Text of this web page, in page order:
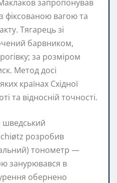
запропонував
фіксованою вагою та
Тягарець зі
барвником,
за розміром
Метод досі
країнах Східної
та відносній точності.
шведський
розробив
тонометр —
занурювався в
обернено